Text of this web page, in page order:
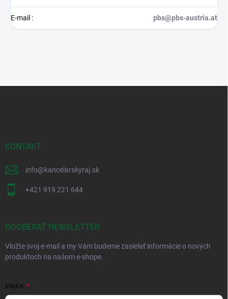
E-mail : pbs@pbs-austria.at
KONTAKT
info@kancelarskyraj.sk
+421 919 221 644
ODOBERAŤ NEWSLETTER
Vložte svoj e-mail a my Vám budeme zasielať informácie o nových
produktoch na našom e-shope.
EMAIL